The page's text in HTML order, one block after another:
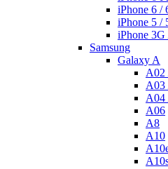
iPhone 6 /
iPhone 5 /
iPhone 3G
Samsung
Galaxy A
A02
A03
A04
A06
A8
A10